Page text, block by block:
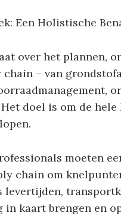
Een Holistische
over het plannen,
chain – van
doel is om de
moeten
chain om
levertijden,
in kaart brengen en